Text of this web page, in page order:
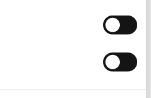
digikauppa